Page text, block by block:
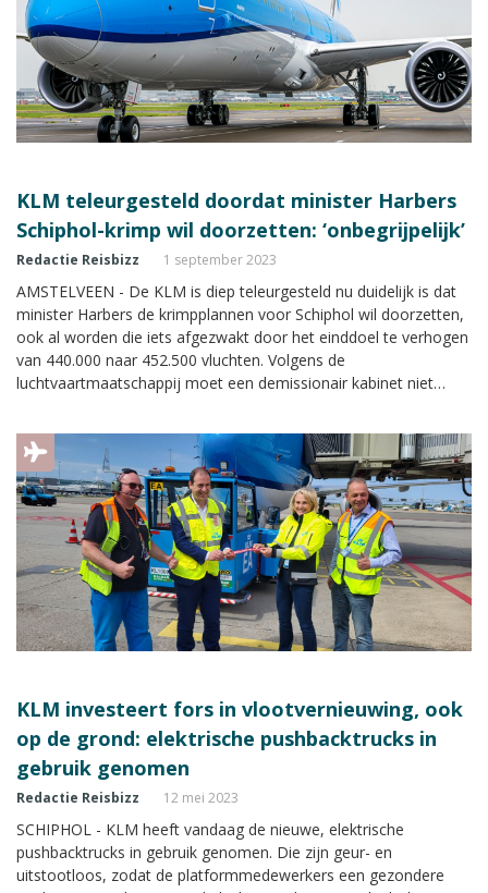
KLM teleurgesteld doordat minister Harbers
Schiphol-krimp wil doorzetten: ‘onbegrijpelijk’
Redactie Reisbizz 1 september 2023
AMSTELVEEN - De KLM is diep teleurgesteld nu duidelijk is dat
minister Harbers de krimpplannen voor Schiphol wil doorzetten,
ook al worden die iets afgezwakt door het einddoel te verhogen
van 440.000 naar 452.500 vluchten. Volgens de
luchtvaartmaatschappij moet een demissionair kabinet niet
KLM investeert fors in vlootvernieuwing, ook
op de grond: elektrische pushbacktrucks in
gebruik genomen
Redactie Reisbizz 12 mei 2023
SCHIPHOL - KLM heeft vandaag de nieuwe, elektrische
pushbacktrucks in gebruik genomen. Die zijn geur- en
uitstootloos, zodat de platformmedewerkers een gezondere